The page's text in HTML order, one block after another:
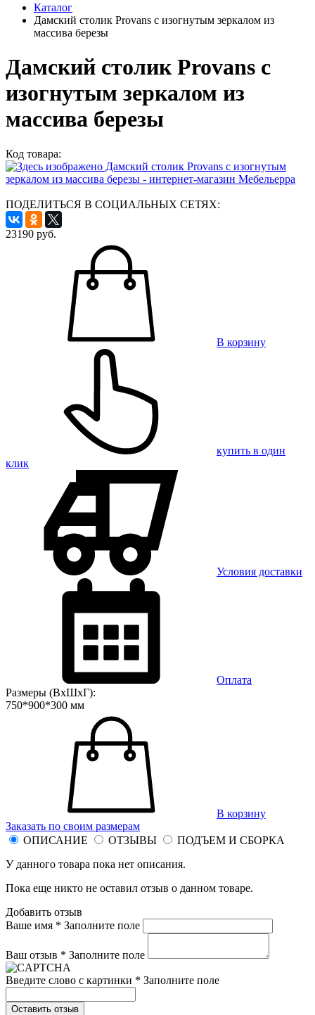
Каталог
Дамский столик Provans с изогнутым зеркалом из
массива березы
Дамский столик Provans с
изогнутым зеркалом из
массива березы
Код товара:
ПОДЕЛИТЬСЯ В СОЦИАЛЬНЫХ СЕТЯХ:
23190 руб.
В корзину
купить в один
клик
Условия доставки
Оплата
Размеры (ВхШхГ):
750*900*300 мм
В корзину
Заказать по своим размерам
ОПИСАНИЕ
ОТЗЫВЫ
ПОДЪЕМ И СБОРКА
У данного товара пока нет описания.
Пока еще никто не оставил отзыв о данном товаре.
Добавить отзыв
Ваше имя * Заполните поле
Ваш отзыв * Заполните поле
Введите слово с картинки * Заполните поле
Оставить отзыв